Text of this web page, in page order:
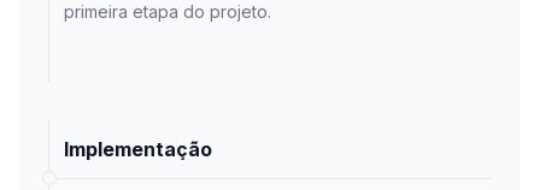
primeira etapa do projeto.
Implementação